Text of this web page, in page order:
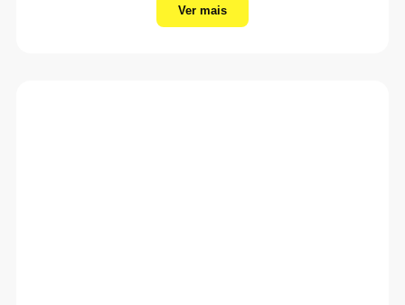
Ver mais